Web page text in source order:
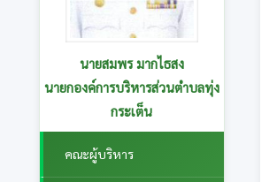
นายสุนทร อาษานอก
รองนายกองค์การบริหารส่วนตำบล
ทุ่งกระเต็น รับผิดชอบกองการ
ศึกษาฯและกองส่งเสริมการเกษตร
คณะผู้บริหาร